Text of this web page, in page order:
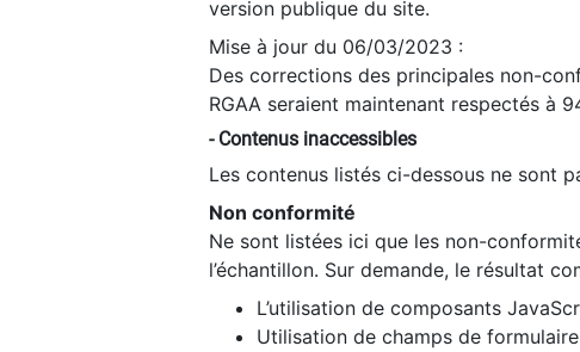
version publique du site.
Mise à jour du 06/03/2023 :
Des corrections des principales non-
RGAA seraient maintenant respectés à
- Contenus inaccessibles
Les contenus listés ci-dessous ne sont
Non conformité
Ne sont listées ici que les non-
l’échantillon. Sur demande, le résultat
L’utilisation de composants
Utilisation de champs de